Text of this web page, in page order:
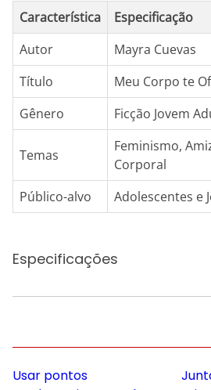
Característica
Especificação
Autor
Mayra Cuevas
Título
Meu Corpo te
Gênero
Ficção Jovem
Temas
Feminismo,
Corporal
Público-alvo
Adolescentes e
Especificações
Usar pontos